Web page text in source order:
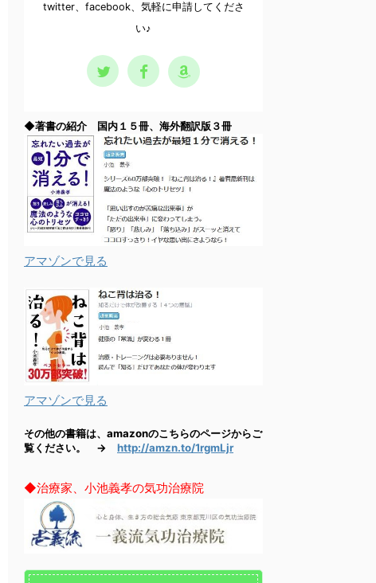
twitter、facebook、気軽に申請してくださ
い♪
◆著書の紹介 国内１５冊、海外翻訳版３冊
アマゾンで見る
アマゾンで見る
その他の書籍は、amazonのこちらのページからご
覧ください。 → http://amzn.to/1rgmLjr
◆治療家、小池義孝の気功治療院